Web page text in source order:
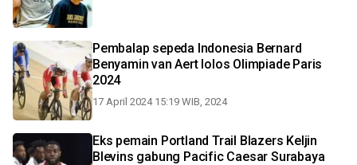
Pembalap sepeda Indonesia Bernard
Benyamin van Aert lolos Olimpiade Paris
2024
17 April 2024 15:19 WIB, 2024
Eks pemain Portland Trail Blazers Keljin
Blevins gabung Pacific Caesar Surabaya